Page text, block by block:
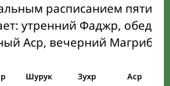
расписанием пяти
утренний Фаджр,
Аср, вечерний Магриб
Шурук Зухр Аср